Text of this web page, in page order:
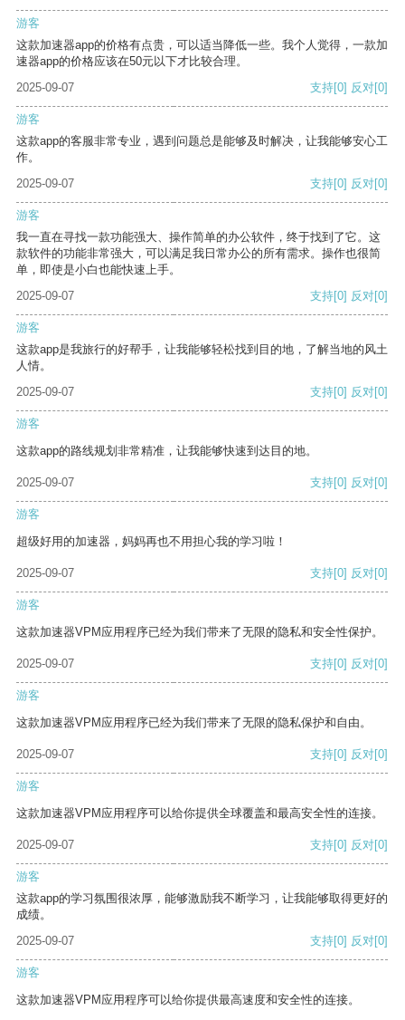
游客
这款加速器app的价格有点贵，可以适当降低一些。我个人觉得，一款加
速器app的价格应该在50元以下才比较合理。
2025-09-07
支持[0] 反对[0]
游客
这款app的客服非常专业，遇到问题总是能够及时解决，让我能够安心工
作。
2025-09-07
支持[0] 反对[0]
游客
我一直在寻找一款功能强大、操作简单的办公软件，终于找到了它。这
款软件的功能非常强大，可以满足我日常办公的所有需求。操作也很简
单，即使是小白也能快速上手。
2025-09-07
支持[0] 反对[0]
游客
这款app是我旅行的好帮手，让我能够轻松找到目的地，了解当地的风土
人情。
2025-09-07
支持[0] 反对[0]
游客
这款app的路线规划非常精准，让我能够快速到达目的地。
2025-09-07 支持[0] 反对[0]
游客
超级好用的加速器，妈妈再也不用担心我的学习啦！
2025-09-07 支持[0] 反对[0]
游客
这款加速器VPM应用程序已经为我们带来了无限的隐私和安全性保护。
2025-09-07 支持[0] 反对[0]
游客
这款加速器VPM应用程序已经为我们带来了无限的隐私保护和自由。
2025-09-07 支持[0] 反对[0]
游客
这款加速器VPM应用程序可以给你提供全球覆盖和最高安全性的连接。
2025-09-07 支持[0] 反对[0]
游客
这款app的学习氛围很浓厚，能够激励我不断学习，让我能够取得更好的
成绩。
2025-09-07
支持[0] 反对[0]
游客
这款加速器VPM应用程序可以给你提供最高速度和安全性的连接。